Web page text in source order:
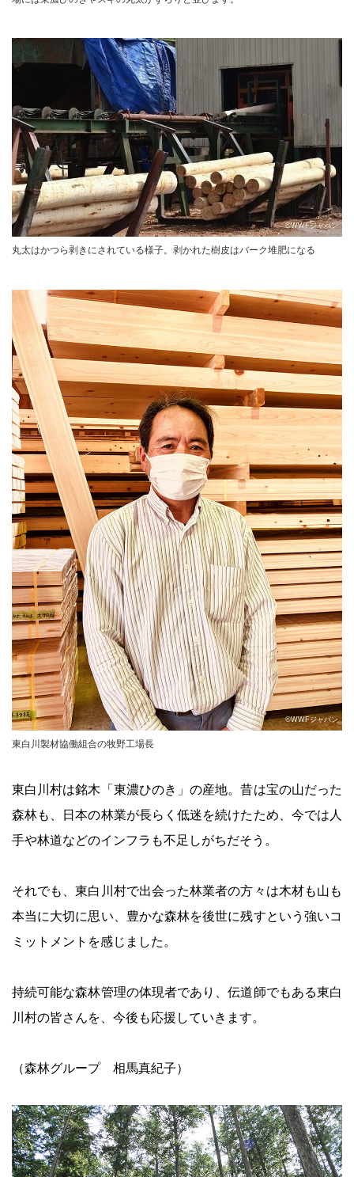
©WWFジャパン
丸太はかつら剥きにされている様子。剥かれた樹皮はバーク堆肥になる
©WWFジャパン
東白川製材協働組合の牧野工場長
東白川村は銘木「東濃ひのき」の産地。昔は宝の山だった
森林も、日本の林業が長らく低迷を続けたため、今では人
手や林道などのインフラも不足しがちだそう。
それでも、東白川村で出会った林業者の方々は木材も山も
本当に大切に思い、豊かな森林を後世に残すという強いコ
ミットメントを感じました。
持続可能な森林管理の体現者であり、伝道師でもある東白
川村の皆さんを、今後も応援していきます。
（森林グループ 相馬真紀子）